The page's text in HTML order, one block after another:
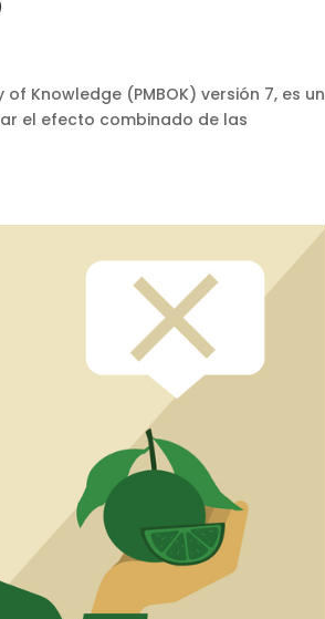
Knowledge (PMBOK) versión 7, es un
el efecto combinado de las